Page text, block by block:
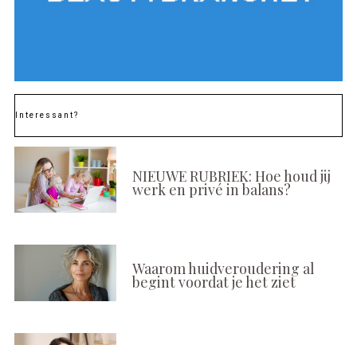
Interessant?
NIEUWE RUBRIEK: Hoe houd jij
werk en privé in balans?
Waarom huidveroudering al
begint voordat je het ziet